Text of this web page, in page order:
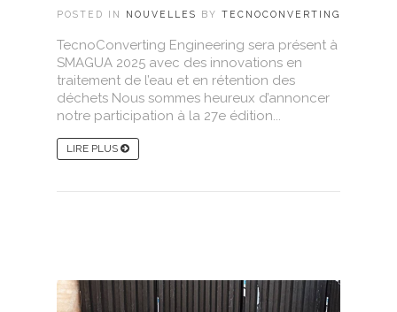
POSTED IN NOUVELLES BY TECNOCONVERTING
TecnoConverting Engineering sera présent à
SMAGUA 2025 avec des innovations en
traitement de l’eau et en rétention des
déchets Nous sommes heureux d’annoncer
notre participation à la 27e édition...
LIRE PLUS